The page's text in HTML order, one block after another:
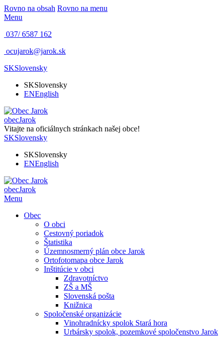
Rovno na obsah Rovno na menu
Menu
037/ 6587 162
ocujarok@jarok.sk
SKSlovensky
SKSlovensky
ENEnglish
obecJarok
Vitajte na oficiálnych stránkach našej obce!
SKSlovensky
SKSlovensky
ENEnglish
obecJarok
Menu
Obec
O obci
Cestovný poriadok
Štatistika
Územnosmerný plán obce Jarok
Ortofotomapa obce Jarok
Inštitúcie v obci
Zdravotníctvo
ZŠ a MŠ
Slovenská pošta
Knižnica
Spoločenské organizácie
Vinohradnícky spolok Stará hora
Urbársky spolok, pozemkové spoločenstvo Jarok